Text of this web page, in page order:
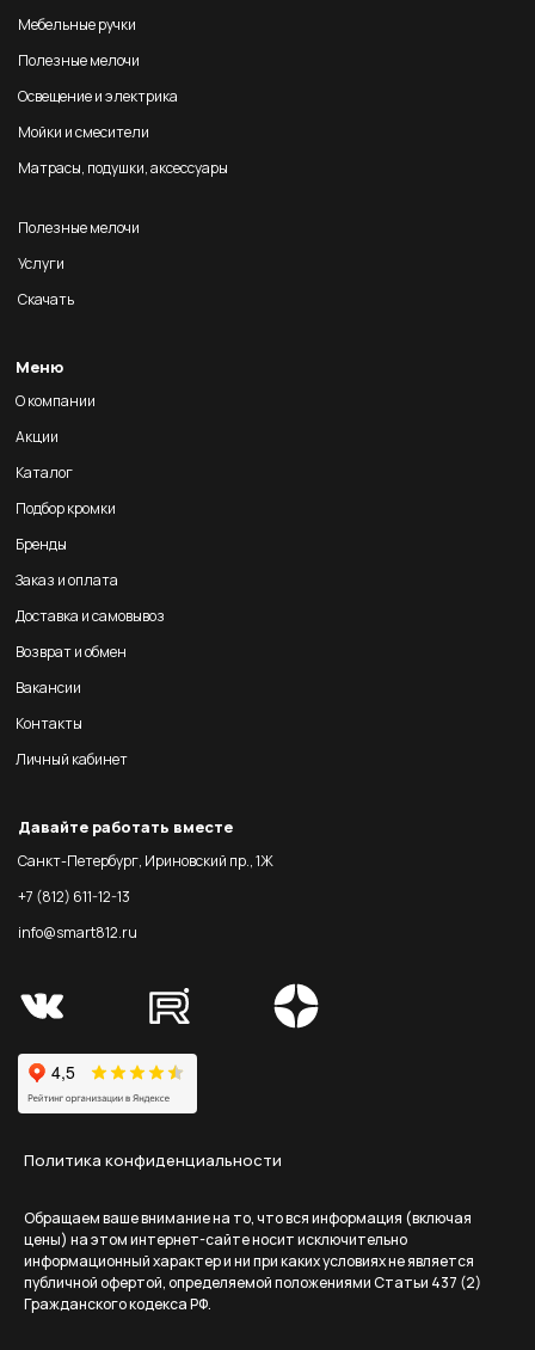
Мебельные ручки
Полезные мелочи
Освещение и электрика
Мойки и смесители
Матрасы, подушки, аксессуары
Полезные мелочи
Услуги
Скачать
Меню
О компании
Акции
Каталог
Подбор кромки
Бренды
Заказ и оплата
Доставка и самовывоз
Возврат и обмен
Вакансии
Контакты
Личный кабинет
Давайте работать вместе
Санкт-Петербург, Ириновский пр., 1Ж
+7 (812) 611-12-13
info@smart812.ru
Политика конфиденциальности
Обращаем ваше внимание на то, что вся информация (включая
цены) на этом интернет-сайте носит исключительно
информационный характер и ни при каких условиях не является
публичной офертой, определяемой положениями Статьи 437 (2)
Гражданского кодекса РФ.